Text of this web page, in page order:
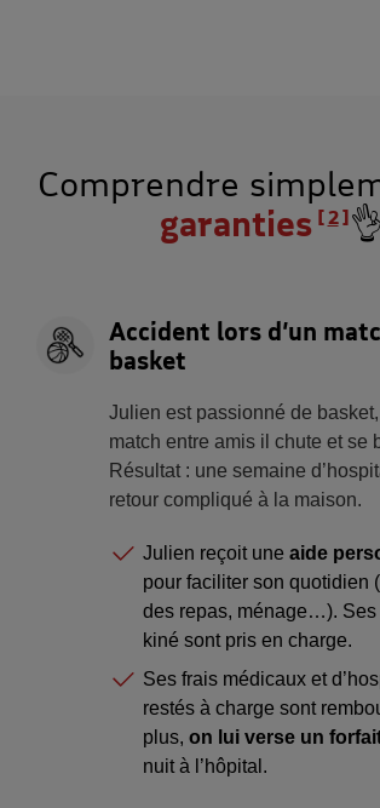
Comprendre
garanties
2 👌
Accident lors d’un
basket
Julien est passionné de basket,
match entre amis il chute et se
Résultat : une semaine
retour compliqué à la maison.
Julien reçoit une aide
pour faciliter son quotidien
des repas, ménage…). Ses
kiné sont pris en charge.
Ses frais médicaux et
restés à charge sont
plus, on lui verse un
nuit à l’hôpital.